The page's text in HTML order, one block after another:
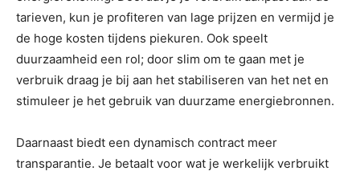
tarieven, kun je profiteren van lage prijzen en vermijd je
de hoge kosten tijdens piekuren. Ook speelt
duurzaamheid een rol; door slim om te gaan met je
verbruik draag je bij aan het stabiliseren van het net en
stimuleer je het gebruik van duurzame energiebronnen.
Daarnaast biedt een dynamisch contract meer
transparantie. Je betaalt voor wat je werkelijk verbruikt